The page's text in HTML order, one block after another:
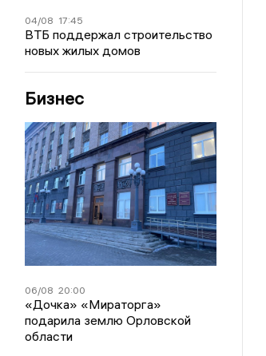
04/08 17:45
ВТБ поддержал строительство
новых жилых домов
Бизнес
06/08 20:00
«Дочка» «Мираторга»
подарила землю Орловской
области